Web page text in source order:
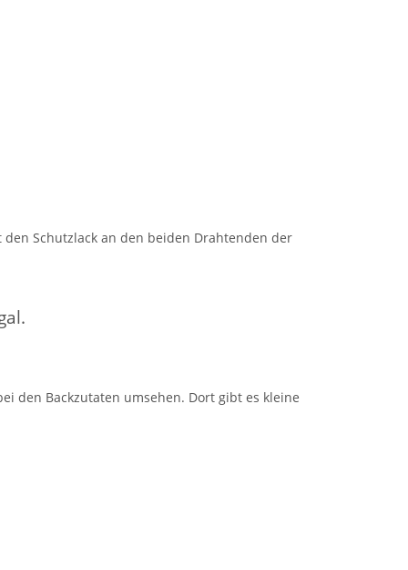
Schutzlack an den beiden Drahtenden der
den Backzutaten umsehen. Dort gibt es kleine